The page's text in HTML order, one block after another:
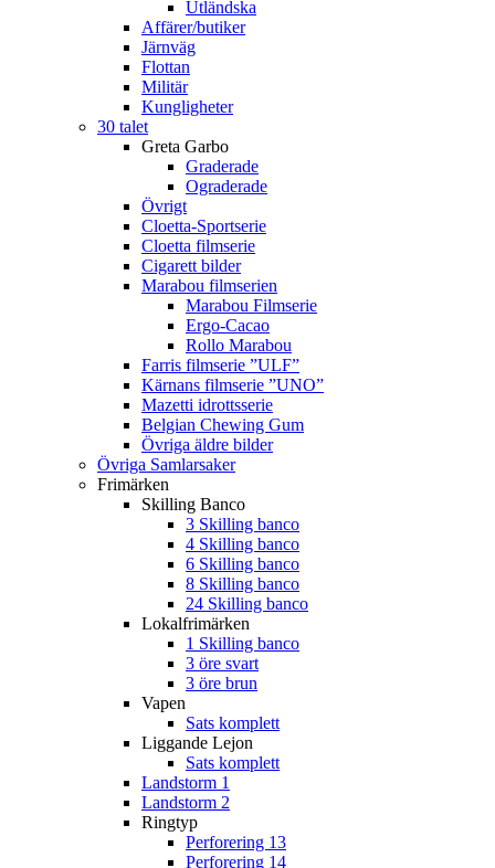
Utländska
Affärer/butiker
Järnväg
Flottan
Militär
Kungligheter
30 talet
Greta Garbo
Graderade
Ograderade
Övrigt
Cloetta-Sportserie
Cloetta filmserie
Cigarett bilder
Marabou filmserien
Marabou Filmserie
Ergo-Cacao
Rollo Marabou
Farris filmserie ”ULF”
Kärnans filmserie ”UNO”
Mazetti idrottsserie
Belgian Chewing Gum
Övriga äldre bilder
Övriga Samlarsaker
Frimärken
Skilling Banco
3 Skilling banco
4 Skilling banco
6 Skilling banco
8 Skilling banco
24 Skilling banco
Lokalfrimärken
1 Skilling banco
3 öre svart
3 öre brun
Vapen
Sats komplett
Liggande Lejon
Sats komplett
Landstorm 1
Landstorm 2
Ringtyp
Perforering 13
Perforering 14